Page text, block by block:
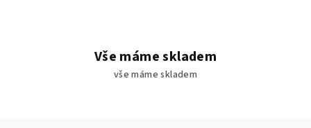
Vše máme skladem
vše máme skladem